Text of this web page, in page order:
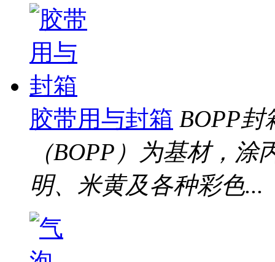
胶带用与封箱 BOPP
（BOPP）为基材，
明、米黄及各种彩色...